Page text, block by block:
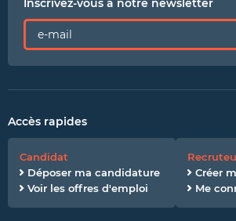
Inscrivez-vous à notre newsletter
Accès rapides
Candidat
Déposer ma candidature
Voir les offres d'emploi
Créer
Me